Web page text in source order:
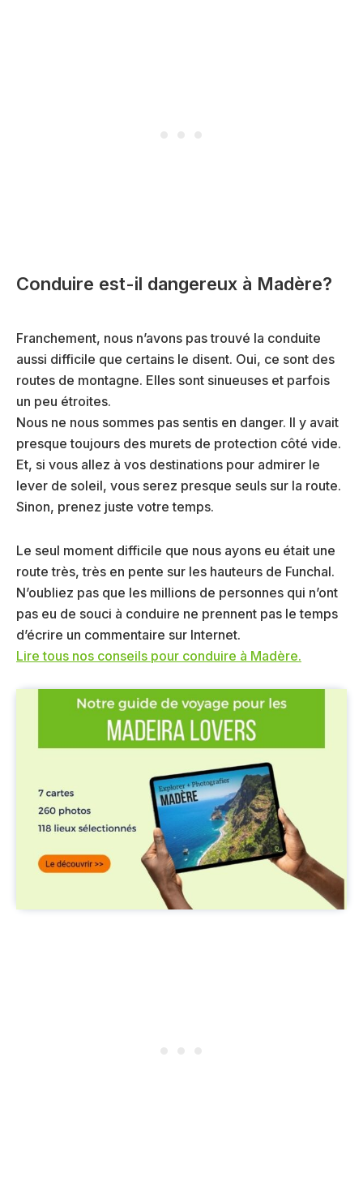
Conduire est-il dangereux à Madère?
Franchement, nous n’avons pas trouvé la conduite
aussi difficile que certains le disent. Oui, ce sont des
routes de montagne. Elles sont sinueuses et parfois
un peu étroites.
Nous ne nous sommes pas sentis en danger. Il y avait
presque toujours des murets de protection côté vide.
Et, si vous allez à vos destinations pour admirer le
lever de soleil, vous serez presque seuls sur la route.
Sinon, prenez juste votre temps.
Le seul moment difficile que nous ayons eu était une
route très, très en pente sur les hauteurs de Funchal.
N’oubliez pas que les millions de personnes qui n’ont
pas eu de souci à conduire ne prennent pas le temps
d’écrire un commentaire sur Internet.
Lire tous nos conseils pour conduire à Madère.